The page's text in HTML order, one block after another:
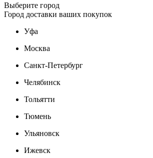
Выберите город
Город доставки ваших покупок
Уфа
Москва
Санкт-Петербург
Челябинск
Тольятти
Тюмень
Ульяновск
Ижевск